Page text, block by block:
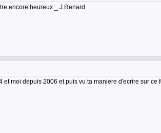
encore heureux _ J.Renard
moi depuis 2006 et puis vu ta maniere d'ecrire sur